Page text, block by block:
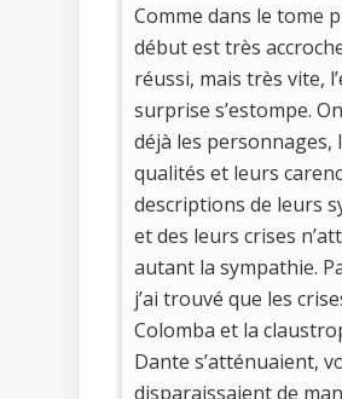
Comme dans le tome
début est très
réussi, mais très vite,
surprise s’estompe.
déjà les personnages,
qualités et leurs
descriptions de leurs
et des leurs crises
autant la sympathie.
j’ai trouvé que les
Colomba et la
Dante s’atténuaient,
disparaissaient de